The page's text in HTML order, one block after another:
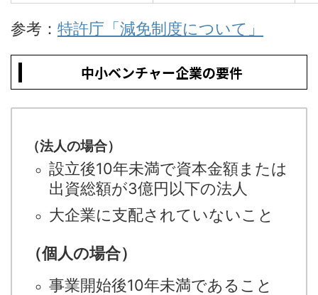
参考： 特許庁「減免制度について」
中小ベンチャー企業の要件
（法人の場合）
設立後10年未満で資本金額または
出資総額が3億円以下の法人
大企業に支配されていないこと
（個人の場合）
事業開始後10年未満であること